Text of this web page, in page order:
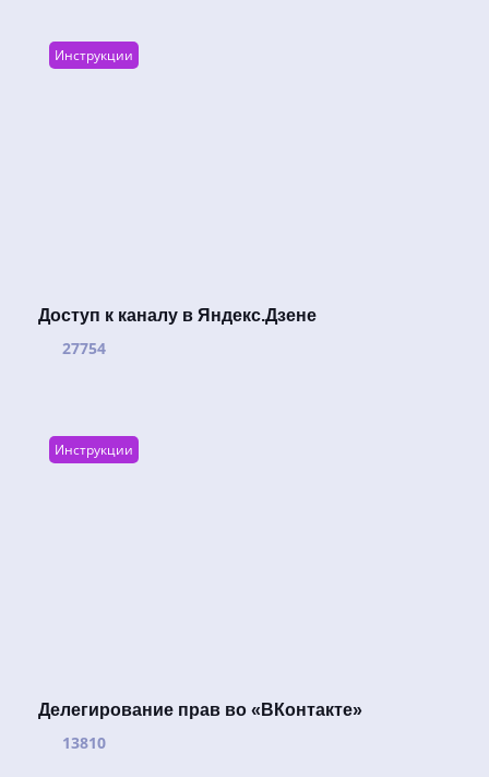
Инструкции
Доступ к каналу в Яндекс.Дзене
27754
Инструкции
Делегирование прав во «ВКонтакте»
13810